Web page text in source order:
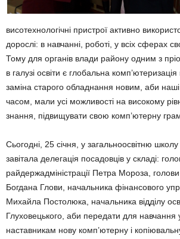
висотехнологічні пристрої активно
дорослі: в навчанні, роботі, у всіх сферах
Тому для органів влади району одним з
в галузі освіти є глобальна
заміна старого обладнання новим, аби
часом, мали усі можливості на високому
знання, підвищувати свою комп’ютерну
Сьогодні, 25 січня, у загальноосвітню
завітала делегація посадовців у складі:
райдержадміністрації Петра Мороза,
Богдана Глови, начальника фінансового
Михайла Постолюка, начальника відділу
Глуховецького, аби передати для навчання
наставникам нову комп’ютерну і